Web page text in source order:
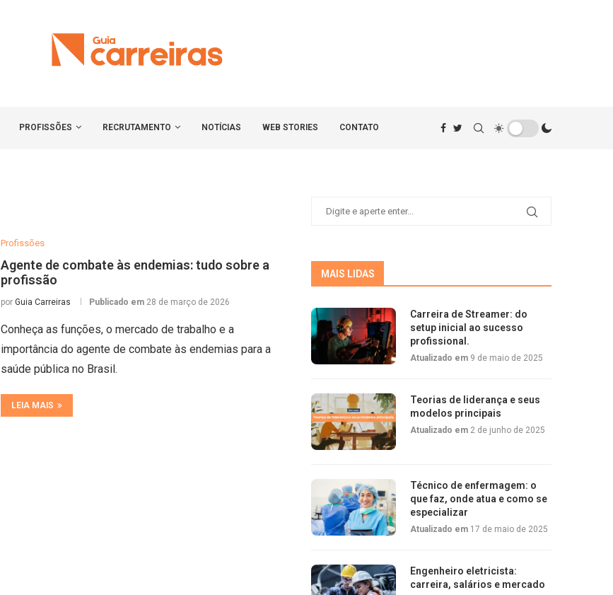
PROFISSÕES RECRUTAMENTO NOTÍCIAS WEB STORIES CONTATO
Profissões
Agente de combate às endemias: tudo sobre a
profissão
por Guia Carreiras Publicado em 28 de março de 2026
Conheça as funções, o mercado de trabalho e a
importância do agente de combate às endemias para a
saúde pública no Brasil.
LEIA MAIS
MAIS LIDAS
Carreira de Streamer: do
setup inicial ao sucesso
profissional.
Atualizado em 9 de maio de 2025
Teorias de liderança e seus
modelos principais
Atualizado em 2 de junho de 2025
Técnico de enfermagem: o
que faz, onde atua e como se
especializar
Atualizado em 17 de maio de 2025
Engenheiro eletricista:
carreira, salários e mercado